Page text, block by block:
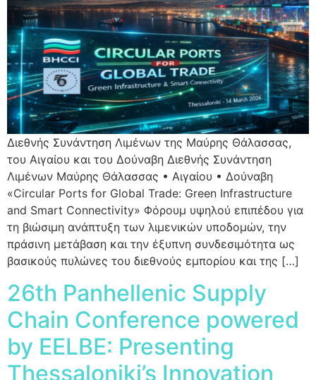
Διεθνής Συνάντηση Λιμένων της Μαύρης Θάλασσας,
του Αιγαίου και του Δούναβη Διεθνής Συνάντηση
Λιμένων Μαύρης Θάλασσας • Αιγαίου • Δούναβη
«Circular Ports for Global Trade: Green Infrastructure
and Smart Connectivity» Φόρουμ υψηλού επιπέδου για
τη βιώσιμη ανάπτυξη των λιμενικών υποδομών, την
πράσινη μετάβαση και την έξυπνη συνδεσιμότητα ως
βασικούς πυλώνες του διεθνούς εμπορίου και της […]
26th Panhellenic Supply
Chain Conference powered
by EELBE: Presenting
Thessaloniki’s Innovation